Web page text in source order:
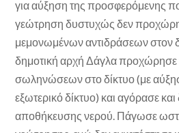
για αύξηση της προσφερόμενης
γεώτρηση δυστυχώς δεν
μεμονωμένων αντιδράσεων στον
δημοτική αρχή Δάγλα
σωληνώσεων στο δίκτυο (με
εξωτερικό δίκτυο) και αγόρασε και
αποθήκευσης νερού. Πάγωσε